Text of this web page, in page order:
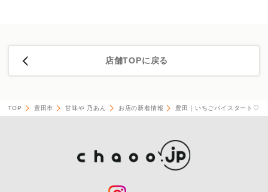
店舗TOPに戻る
TOP 豊田市 甘味や 乃あん お店の新着情報 豊田｜いちごパイスタート♡